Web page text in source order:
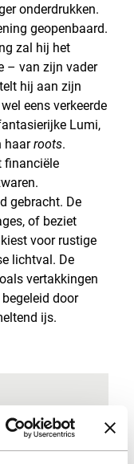
onderdrukken.
geopenbaard.
zal hij het
– van zijn vader
hij aan zijn
eens verkeerde
Lumi,
haarroots.
financiële
gebracht. De
of beziet
voor rustige
lichtval. De
vertakkingen
door
ijs.